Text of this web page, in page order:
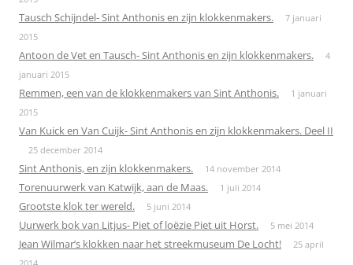
Tausch Schijndel- Sint Anthonis en zijn klokkenmakers.
7 januari
2015
Antoon de Vet en Tausch- Sint Anthonis en zijn klokkenmakers.
4
januari 2015
Remmen, een van de klokkenmakers van Sint Anthonis.
1 januari
2015
Van Kuick en Van Cuijk- Sint Anthonis en zijn klokkenmakers. Deel II
25 december 2014
Sint Anthonis, en zijn klokkenmakers. 14 november 2014
Torenuurwerk van Katwijk, aan de Maas. 1 juli 2014
Grootste klok ter wereld. 5 juni 2014
Uurwerk bok van Litjus- Piet of loëzie Piet uit Horst. 5 mei 2014
Jean Wilmar’s klokken naar het streekmuseum De Locht!
25 april